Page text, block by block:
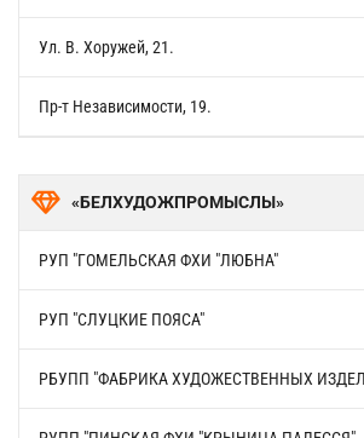
Ул. В. Хоружей, 21.
Пр-т Независимости, 19.
«БЕЛХУДОЖПРОМЫСЛЫ»
РУП "ГОМЕЛЬСКАЯ ФХИ "ЛЮБНА"
РУП "СЛУЦКИЕ ПОЯСА"
РБУПП "ФАБРИКА ХУДОЖЕСТВЕННЫХ